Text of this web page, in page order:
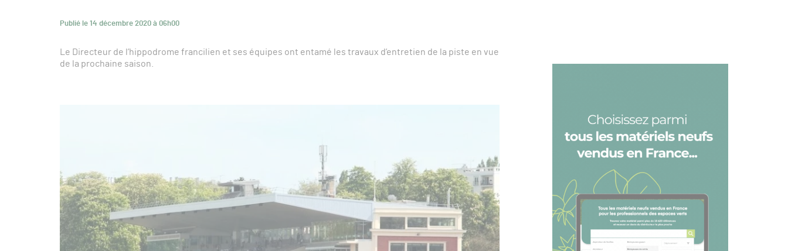
Publié le 14 décembre 2020 à 06h00
Le Directeur de l’hippodrome francilien et ses équipes ont entamé les travaux d’entretien de la piste en vue
de la prochaine saison.